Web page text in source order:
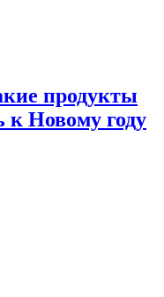
продукты
к Новому году